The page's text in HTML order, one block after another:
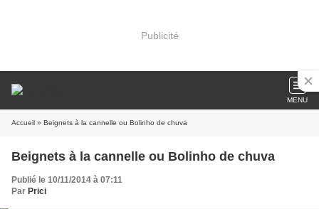
Publicité
MENU
Accueil » Beignets à la cannelle ou Bolinho de chuva
Beignets à la cannelle ou Bolinho de chuva
Publié le 10/11/2014 à 07:11
Par Prici